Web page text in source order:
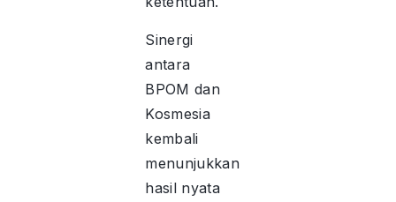
Sinergi
antara
BPOM dan
Kosmesia
kembali
menunjukkan
hasil nyata